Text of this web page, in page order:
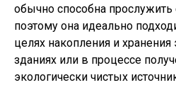
обычно способна прослужить
поэтому она идеально
целях накопления и
зданиях или в процессе
экологически чистых